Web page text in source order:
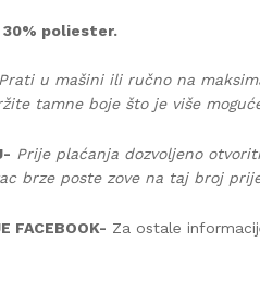
30% poliester.
Prati u mašini ili ručno na
tamne boje što je više
Prije plaćanja dozvoljeno
brze poste zove na taj broj
FACEBOOK- Za ostale